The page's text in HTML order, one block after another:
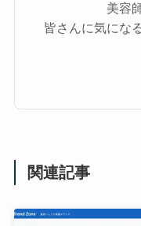
美容
皆さんに気にな
関連記事